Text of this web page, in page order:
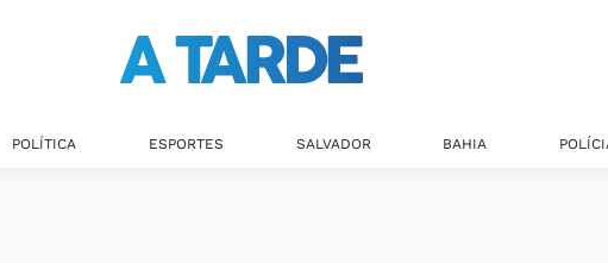
POLÍTICA ESPORTES SALVADOR BAHIA